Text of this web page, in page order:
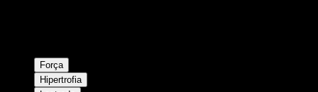
Força
Hipertrofia